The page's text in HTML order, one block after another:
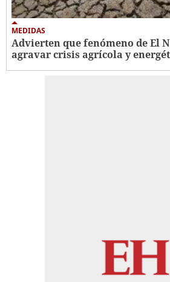
MEDIDAS
Advierten que fenómeno de El
agravar crisis agrícola y